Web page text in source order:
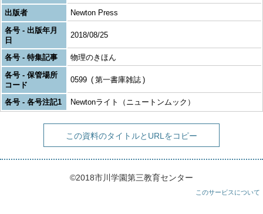
出版者
Newton Press
各号 - 出版年月
日
2018/08/25
各号 - 特集記事
物理のきほん
各号 - 保管場所
コード
0599 第一書庫雑誌
各号 - 各号注記1 Newtonライト（ニュートンムック）
この資料のタイトルとURLをコピー
©2018市川学園第三教育センター
このサービスについて